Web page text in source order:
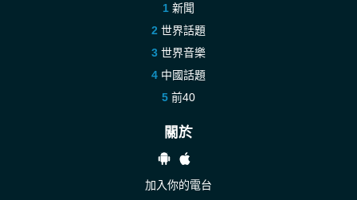
新聞
世界話題
世界音樂
中國話題
前40
關於
加入你的電台